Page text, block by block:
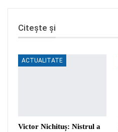
Citește și
ACTUALITATE
Victor Nichituș: Nistrul a